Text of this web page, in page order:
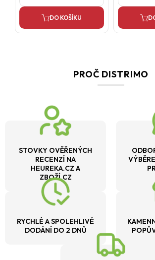
DO KOŠÍKU
PROČ DISTRIMO
STOVKY OVĚŘENÝCH
RECENZÍ NA
HEUREKA.CZ A
ZBOŽÍ.CZ
RYCHLÉ A SPOLEHLIVÉ
DODÁNÍ DO 2 DNŮ